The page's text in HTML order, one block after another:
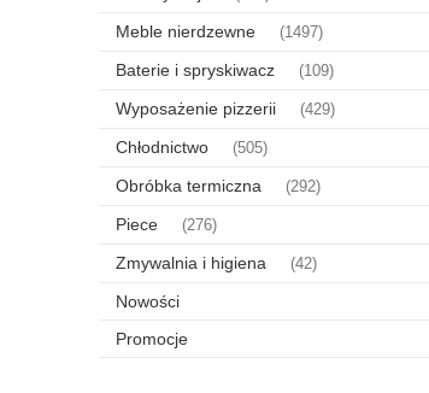
Meble nierdzewne (1497)
Baterie i spryskiwacz (109)
Wyposażenie pizzerii (429)
Chłodnictwo (505)
Obróbka termiczna (292)
Piece (276)
Zmywalnia i higiena (42)
Nowości
Promocje